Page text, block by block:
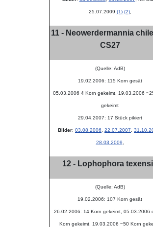
25.07.2009 (1) (2),
11 - Neowerdermannia
CS27
(Quelle: AdB)
19.02.2006: 115 Korn gesät
05.03.2006 4 Korn gekeimt, 19.03.2006
gekeimt
29.04.2007: 17 Stück pikiert
Bilder: 03.08.2006 22.07.2007
28.03.2009
12 - Lophophora
(Quelle: AdB)
19.02.2006: 107 Korn gesät
26.02.2006: 14 Korn gekeimt, 05.03.2006
Korn gekeimt, 19.03.2006 ~50 Korn